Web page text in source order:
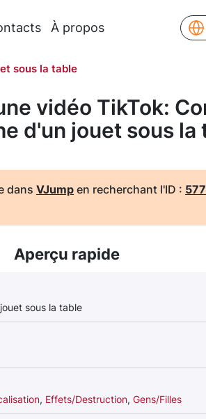
À propos
sous la table
vidéo TikTok:
d'un jouet sous la
dans VJump en recherchant l'ID :
Aperçu rapide
sous la table
, Effets/Destruction, Gens/Filles